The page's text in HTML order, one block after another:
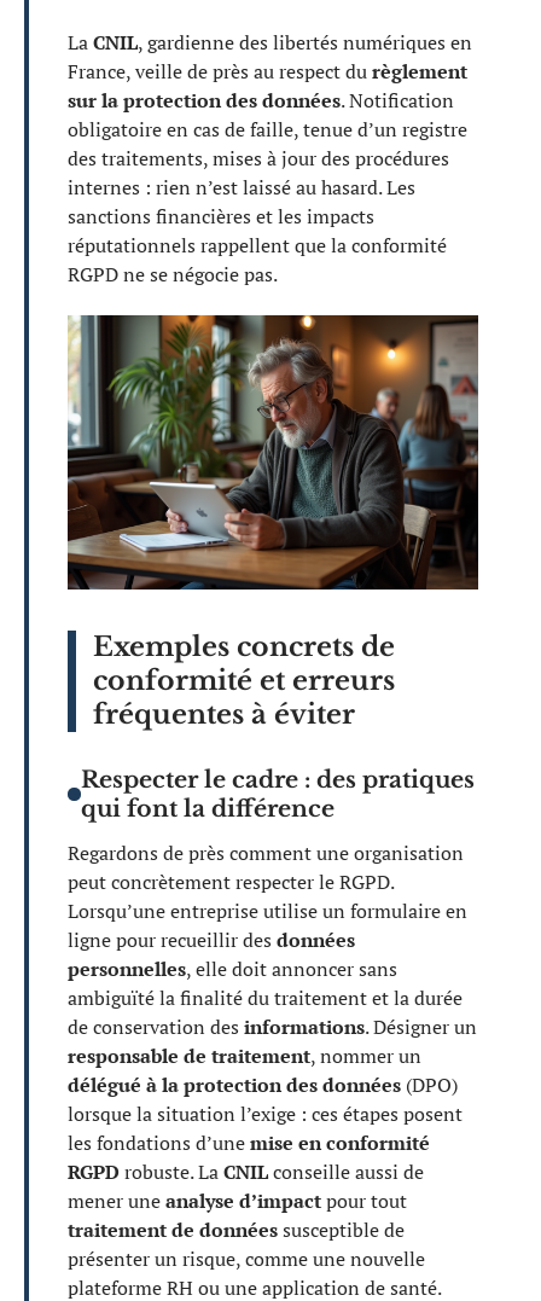
LaCNIL, gardienne des libertés numériques en
France, veille de près au respect durèglement
sur la protection des données. Notification
obligatoire en cas de faille, tenue d’un registre
des traitements, mises à jour des procédures
internes : rien n’est laissé au hasard. Les
sanctions financières et les impacts
réputationnels rappellent que la conformité
RGPD ne se négocie pas.
Exemples concrets de
conformité et erreurs
fréquentes à éviter
Respecter le cadre : des pratiques
qui font la différence
Regardons de près comment une organisation
peut concrètement respecter le RGPD.
Lorsqu’une entreprise utilise un formulaire en
ligne pour recueillir des données
personnelles, elle doit annoncer sans
ambiguïté la finalité du traitement et la durée
de conservation des informations. Désigner un
responsable de traitement, nommer un
délégué à la protection des données (DPO)
lorsque la situation l’exige : ces étapes posent
les fondations d’unemise en conformité
RGPDrobuste. LaCNILconseille aussi de
mener uneanalyse d’impactpour tout
traitement de donnéessusceptible de
présenter un risque, comme une nouvelle
plateforme RH ou une application de santé.